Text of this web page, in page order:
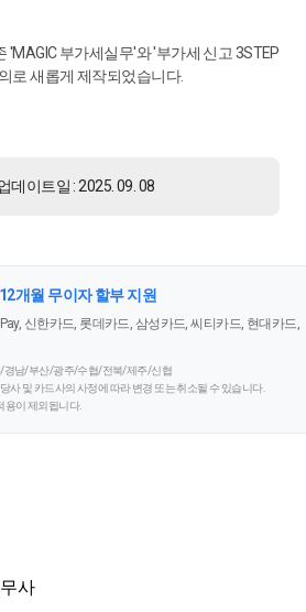
부가세실무'와 '부가세 신고 3STEP
로 새롭게 제작되었습니다.
데이트일 : 2025. 09. 08
개월 무이자 할부 지원
신한카드, 롯데카드, 삼성카드, 씨티카드, 현대카드,
경남/부산/광주/수협/전북/제주/신협
사 및 카드사의 사정에 따라 변경 또는 취소될 수 있습니다.
용이 제외됩니다.
사